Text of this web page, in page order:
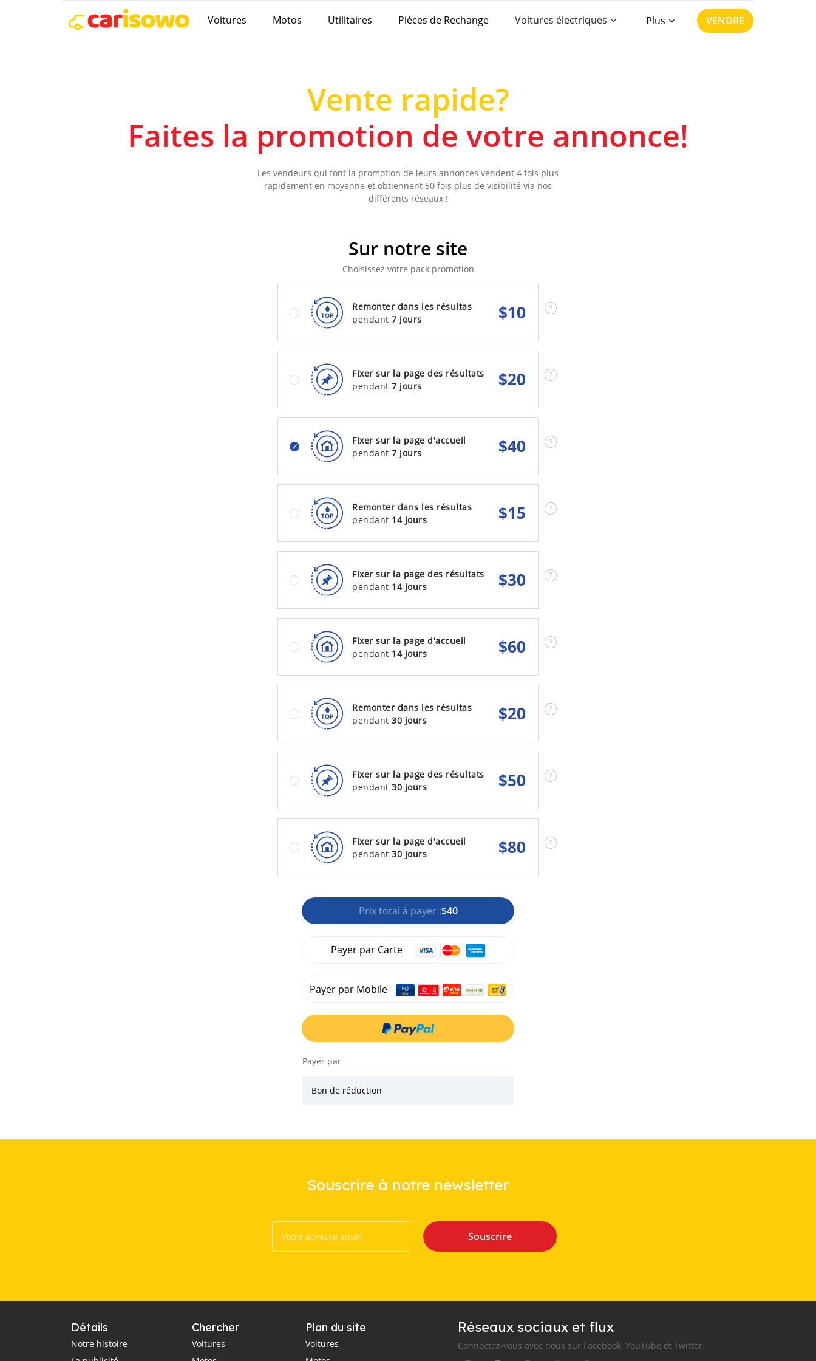
Voitures Motos Utilitaires Pièces de Rechange Voitures électriques Plus VENDRE
Vente rapide?
Faites la promotion de votre annonce!
Les vendeurs qui font la promotion de leurs annonces vendent 4 fois plus
rapidement en moyenne et obtiennent 50 fois plus de visibilité via nos
différents réseaux !
Sur notre site
Choisissez votre pack promotion
Remonter dans les résultas
pendant 7 jours $10
Fixer sur la page des résultats
pendant 7 jours $20
Fixer sur la page d'accueil
pendant 7 jours $40
Remonter dans les résultas
pendant 14 jours $15
Fixer sur la page des résultats
pendant 14 jours $30
Fixer sur la page d'accueil
pendant 14 jours $60
Remonter dans les résultas
pendant 30 jours $20
Fixer sur la page des résultats
pendant 30 jours $50
Fixer sur la page d'accueil
pendant 30 jours $80
Prix total à payer :$40
Payer par Carte
Payer par Mobile
Payer par
Bon de réduction
Souscrire à notre newsletter
Souscrire
Détails
Notre histoire
Chercher
Voitures
Plan du site
Voitures
Réseaux sociaux et flux
Connectez-vous avec nous sur Facebook, YouTube et Twitter.